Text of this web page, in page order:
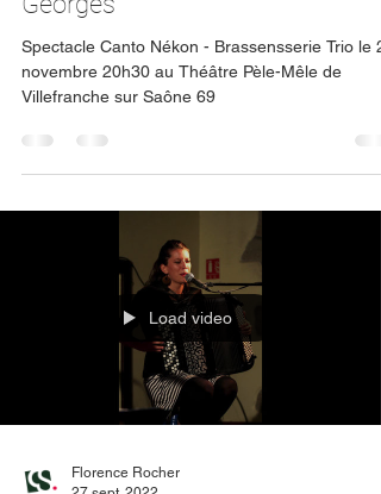
Spectacle autour de Tonton
Georges
Spectacle Canto Nékon - Brassensserie Trio le
Villefranche sur Saône 69
Load video